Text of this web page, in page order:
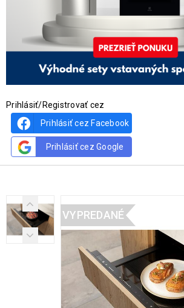
Prihlásiť/Registrovať cez
Prihlásiť cez Facebook
Prihlásiť cez Google
VYPREDANÉ